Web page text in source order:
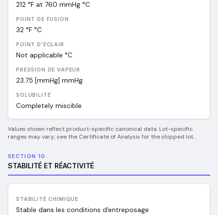
212 °F at 760 mmHg °C
POINT DE FUSION
32 °F °C
POINT D'ÉCLAIR
Not applicable °C
PRESSION DE VAPEUR
23.75 [mmHg] mmHg
SOLUBILITÉ
Completely miscible
Values shown reflect product-specific canonical data. Lot-specific
ranges may vary; see the Certificate of Analysis for the shipped lot.
SECTION 10
STABILITÉ ET RÉACTIVITÉ
STABILITÉ CHIMIQUE
Stable dans les conditions d'entreposage